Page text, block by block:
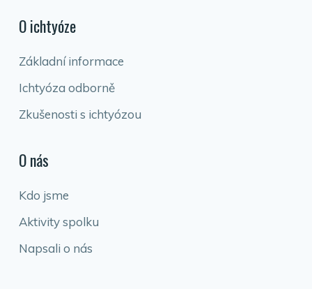
O ichtyóze
Základní informace
Ichtyóza odborně
Zkušenosti s ichtyózou
O nás
Kdo jsme
Aktivity spolku
Napsali o nás